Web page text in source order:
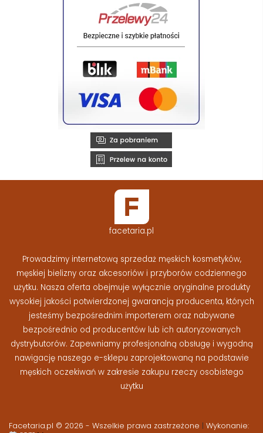
facetaria.pl
Prowadzimy internetową sprzedaż męskich kosmetyków,
męskiej bielizny oraz akcesoriów i przyborów codziennego
użytku. Nasza oferta obejmuje wyłącznie oryginalne produkty
wysokiej jakości potwierdzonej gwarancją producenta, których
jesteśmy bezpośrednim importerem oraz nabywane
bezpośrednio od producentów lub ich autoryzowanych
dystrybutorów. Zapewniamy profesjonalną obsługę i wygodną
nawigację naszego e-sklepu zaprojektowaną na podstawie
męskich oczekiwań w zakresie zakupu rzeczy osobistego
użytku
Facetaria.pl © 2026 - Wszelkie prawa zastrzeżone | Wykonanie: